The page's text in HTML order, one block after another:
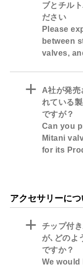
ブとチル
ださい
Please
between
valves,
a
A社が発売
れている
ですが？
Can you
Mitani
for its
アクセサリーにつ
a
チップ付
が､どのよ
ですか？
We